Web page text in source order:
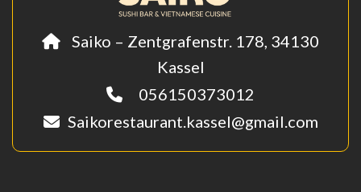
Saiko – Zentgrafenstr. 178, 34130
Kassel
056150373012
Saikorestaurant.kassel@gmail.com